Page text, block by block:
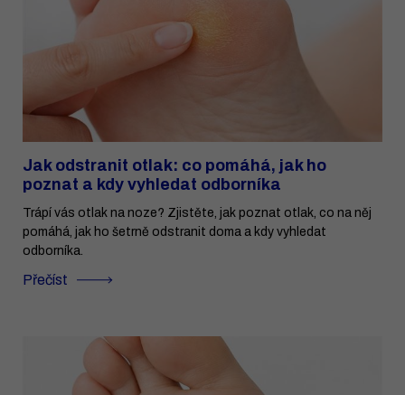
Jak odstranit otlak: co pomáhá, jak ho
poznat a kdy vyhledat odborníka
Trápí vás otlak na noze? Zjistěte, jak poznat otlak, co na něj
pomáhá, jak ho šetrně odstranit doma a kdy vyhledat
odborníka.
Přečíst